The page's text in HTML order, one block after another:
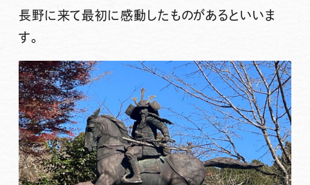
長野に来て最初に感動したものがあるといいま
す。